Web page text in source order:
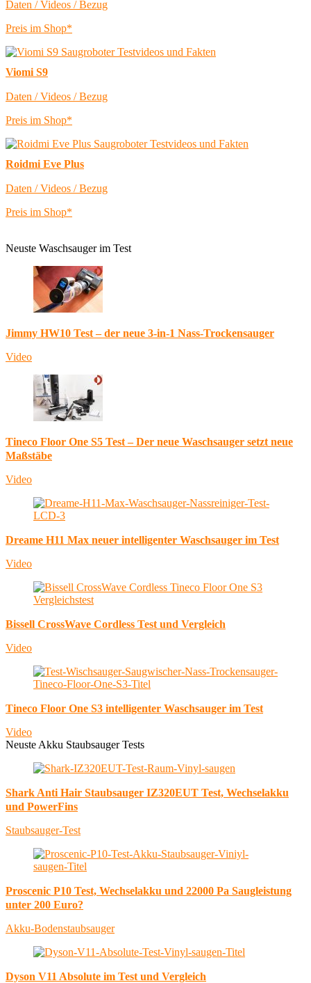
Daten / Videos / Bezug
Preis im Shop*
Viomi S9
Daten / Videos / Bezug
Preis im Shop*
Roidmi Eve Plus
Daten / Videos / Bezug
Preis im Shop*
Neuste Waschsauger im Test
Jimmy HW10 Test – der neue 3-in-1 Nass-Trockensauger
Video
Tineco Floor One S5 Test – Der neue Waschsauger setzt neue
Maßstäbe
Video
Dreame H11 Max neuer intelligenter Waschsauger im Test
Video
Bissell CrossWave Cordless Test und Vergleich
Video
Tineco Floor One S3 intelligenter Waschsauger im Test
Video
Neuste Akku Staubsauger Tests
Shark Anti Hair Staubsauger IZ320EUT Test, Wechselakku
und PowerFins
Staubsauger-Test
Proscenic P10 Test, Wechselakku und 22000 Pa Saugleistung
unter 200 Euro?
Akku-Bodenstaubsauger
Dyson V11 Absolute im Test und Vergleich